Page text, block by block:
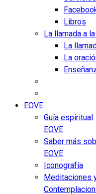
Libros
La llamada a
La
La
EOVE
Guía espiritual
EOVE
Saber más
EOVE
Iconografía
Meditaciones